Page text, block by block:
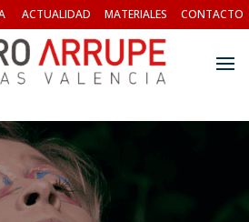
ACTUALIDAD MATERIALES CONTACTO